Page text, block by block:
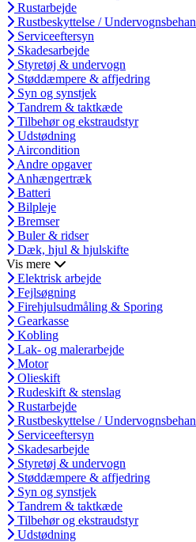
Rustarbejde
Rustbeskyttelse /
Serviceeftersyn
Skadesarbejde
Styretøj & undervogn
Støddæmpere & affjedring
Syn og synstjek
Tandrem & taktkæde
Tilbehør og ekstraudstyr
Udstødning
Aircondition
Andre opgaver
Anhængertræk
Batteri
Bilpleje
Bremser
Buler & ridser
Dæk, hjul & hjulskifte
Vis mere
Elektrisk arbejde
Fejlsøgning
Firehjulsudmåling & Sporing
Gearkasse
Kobling
Lak- og malerarbejde
Motor
Olieskift
Rudeskift & stenslag
Rustarbejde
Rustbeskyttelse /
Serviceeftersyn
Skadesarbejde
Styretøj & undervogn
Støddæmpere & affjedring
Syn og synstjek
Tandrem & taktkæde
Tilbehør og ekstraudstyr
Udstødning